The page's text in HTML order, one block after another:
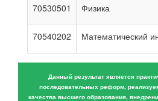
70530501 Физика
70540202 Математический
Данный результат является
последовательных реформ,
качества высшего образования,